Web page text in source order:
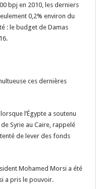
bpj en 2010, les derniers
0,2% environ du
: le budget de Damas
ces dernières
l’Égypte a soutenu
Syrie au Caire, rappelé
de lever des fonds
Mohamed Morsi a été
a pris le pouvoir.